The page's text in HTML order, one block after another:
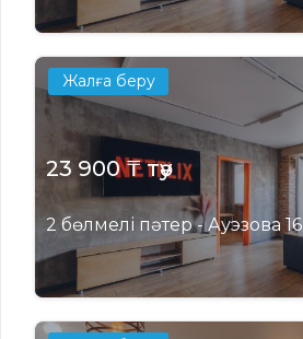
Жалға беру
23 900 ₸ тәу
2 бөлмелі пәтер - Ауэзова